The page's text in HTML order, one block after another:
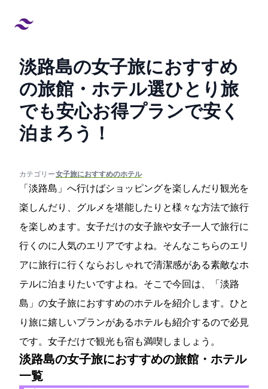
淡路島の女子旅におすすめ
の旅館・ホテル5選![ひとり旅
でも安心]お得プランで安く
泊まろう！
カテゴリー:#女子旅におすすめのホテル
「淡路島」へ行けばショッピングを楽しんだり観光を
楽しんだり、グルメを堪能したりと様々な方法で旅行
を楽しめます。女子だけの女子旅や女子一人で旅行に
行くのに人気のエリアですよね。そんなこちらのエリ
アに旅行に行くならおしゃれで清潔感がある素敵なホ
テルに泊まりたいですよね。そこで今回は、「淡路
島」の女子旅におすすめのホテルを紹介します。ひと
り旅に嬉しいプランがあるホテルも紹介するので必見
です。女子だけで観光も宿も満喫しましょう。
淡路島の女子旅におすすめの旅館・ホテル
一覧